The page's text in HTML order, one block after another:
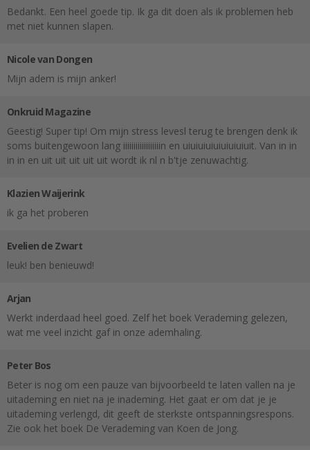
Bedankt. Een heel goede tip. Ik ga dit doen als ik problemen heb
met niet kunnen slapen.
Nicole van Dongen
Mijn adem is mijn anker!
Onkruid Magazine
Geestig! Super tip! Om mijn stress levesl terug te brengen denk ik
soms buitengewoon lang iiiiiiiiiiiiiiiiiin en uiuiuiuiuiuiuiuiuit. Van in in
in in en uit uit uit uit uit wordt ik nl n b'tje zenuwachtig.
Klazien Waijerink
ik ga het proberen
Evelien de Zwart
leuk! ben benieuwd!
Arjan
Werkt inderdaad heel goed. Zelf het boek Verademing gelezen,
wat me veel inzicht gaf in onze ademhaling.
Peter Bos
Beter is nog om een pauze van bijvoorbeeld te laten vallen na je
uitademing en niet na je inademing. Het gaat er om dat je je
uitademing verlengd, dit geeft de sterkste ontspanningsrespons.
Zie ook het boek De Verademing van Koen de Jong.